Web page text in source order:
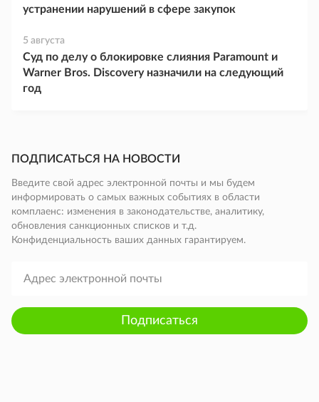
устранении нарушений в сфере закупок
5 августа
Суд по делу о блокировке слияния Paramount и
Warner Bros. Discovery назначили на следующий
год
ПОДПИСАТЬСЯ НА НОВОСТИ
Введите свой адрес электронной почты и мы будем
информировать о самых важных событиях в области
комплаенс: изменения в законодательстве, аналитику,
обновления санкционных списков и т.д.
Конфиденциальность ваших данных гарантируем.
Подписаться